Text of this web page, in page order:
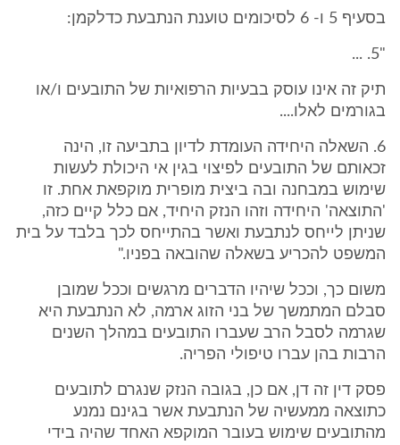
בסעיף 5 ו- 6 לסיכומים טוענת הנתבעת כדלקמן:
"5. ...
תיק זה אינו עוסק בבעיות הרפואיות של התובעים ו/או
בגורמים לאלו....
6. השאלה היחידה העומדת לדיון בתביעה זו, הינה
זכאותם של התובעים לפיצוי בגין אי היכולת לעשות
שימוש במבחנה ובה ביצית מופרית מוקפאת אחת. זו
'התוצאה' היחידה וזהו הנזק היחיד, אם כלל קיים כזה,
שניתן לייחס לנתבעת ואשר בהתייחס לכך בלבד על בית
המשפט להכריע בשאלה שהובאה בפניו."
משום כך, וככל שיהיו הדברים מרגשים וככל שמובן
סבלם המתמשך של בני הזוג ארמה, לא הנתבעת היא
שגרמה לסבל הרב שעברו התובעים במהלך השנים
הרבות בהן עברו טיפולי הפריה.
פסק דין זה דן, אם כן, בגובה הנזק שנגרם לתובעים
כתוצאה ממעשיה של הנתבעת אשר בגינם נמנע
מהתובעים שימוש בעובר המוקפא האחד שהיה בידי